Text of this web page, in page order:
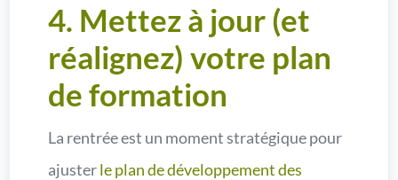
4. Mettez à jour (et
réalignez) votre plan
de formation
La rentrée est un moment stratégique pour
ajusterle plan de développement des